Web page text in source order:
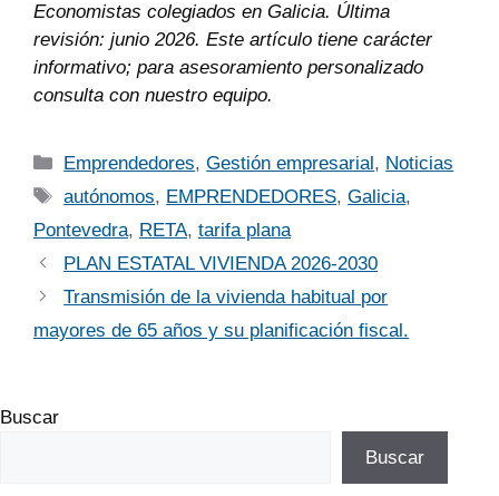
Economistas colegiados en Galicia. Última
revisión: junio 2026. Este artículo tiene carácter
informativo; para asesoramiento personalizado
consulta con nuestro equipo.
Emprendedores,Gestión empresarial, Noticias
autónomos, EMPRENDEDORES,Galicia,
Pontevedra, RETA, tarifa plana
PLAN ESTATAL VIVIENDA 2026-2030
Transmisión de la vivienda habitual por
mayores de 65 años y su planificación fiscal.
Buscar
Buscar